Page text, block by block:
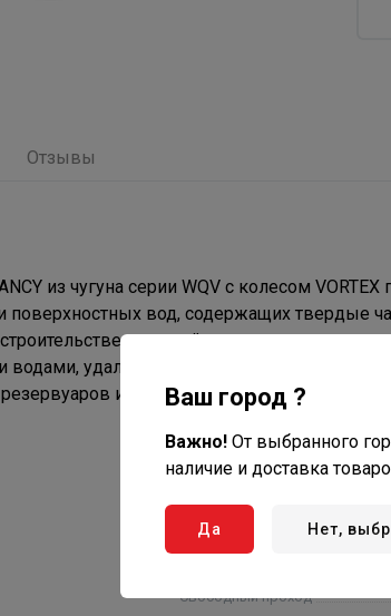
Отзывы
из чугуна серии WQV с колесом
поверхностных вод, содержащих твердые
тяжелой промышленности,
водами, удаление воды из ёмкостей и
и др.
Свободный проход
Ваш город ?
Важно! От выбранного
наличие и доставка
Да Нет,